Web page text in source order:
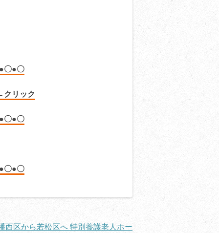
〇●〇
リック
〇●〇
〇●〇
西区から若松区へ 特別養護老人ホー